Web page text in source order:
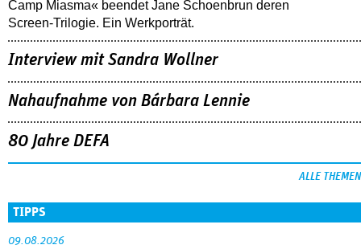
Camp Miasma« beendet Jane Schoenbrun deren
Screen-Trilogie. Ein Werkporträt.
Interview mit Sandra Wollner
Nahaufnahme von Bárbara Lennie
80 Jahre DEFA
ALLE THEMEN
TIPPS
09.08.2026